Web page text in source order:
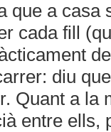
que a casa
cada fill
diu
Quant a la
entre ells,